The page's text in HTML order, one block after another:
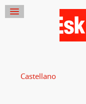
Castellano